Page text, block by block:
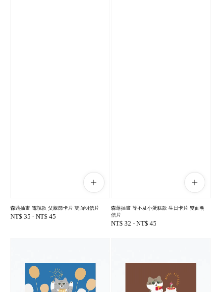
森蕗插畫 電視款 父親節卡片 雙面明信片
Regular
NT$ 35 - NT$ 45
森蕗插畫 等不及小蛋糕款 生日卡片 雙面明
信片
Regular
NT$ 32 - NT$ 45